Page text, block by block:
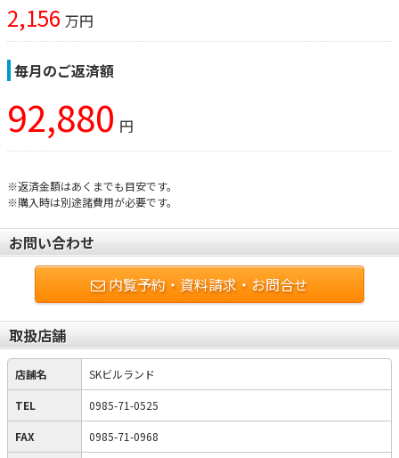
2,156 万円
毎月のご返済額
92,880 円
※返済金額はあくまでも目安です。
※購入時は別途諸費用が必要です。
お問い合わせ
内覧予約・資料請求・お問合せ
取扱店舗
店舗名 SKビルランド
TEL 0985-71-0525
FAX 0985-71-0968